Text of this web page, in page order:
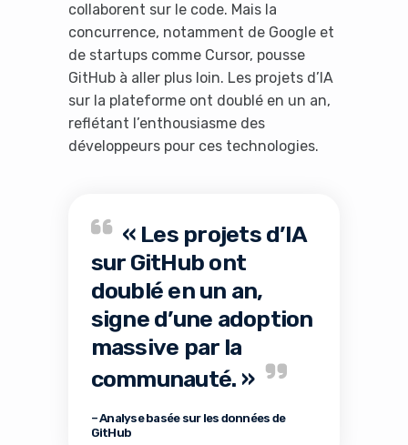
collaborent sur le code. Mais la
concurrence, notamment de Google et
de startups comme Cursor, pousse
GitHub à aller plus loin. Les projets d’IA
sur la plateforme ont doublé en un an,
reflétant l’enthousiasme des
développeurs pour ces technologies.
« Les projets d’IA
sur GitHub ont
doublé en un an,
signe d’une adoption
massive par la
communauté. »
– Analyse basée sur les données de
GitHub
It looks like you're
using an ad-blocker!